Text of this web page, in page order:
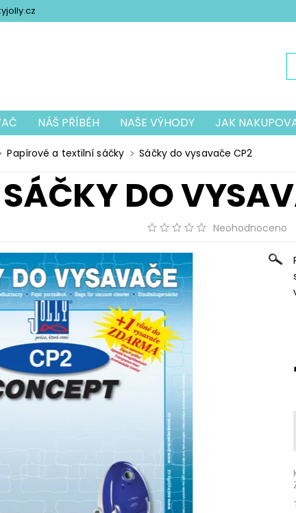
NÁŠ PŘÍBĚH NAŠE VÝHODY JAK
SÁČKY A PŘÍSLUŠENSTVÍ K VYSAVAČŮM
OSTATNÍ DOPLŇKY
Papírové a textilní sáčky Sáčky do vysavače CP2
SÁČKY DO
Neohodnoceno